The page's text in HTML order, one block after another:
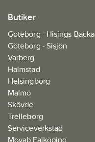
Butiker
Göteborg - Hisings Backa
Göteborg - Sisjön
Varberg
Halmstad
Helsingborg
Malmö
Skövde
Trelleborg
Serviceverkstad
Movab Falköping